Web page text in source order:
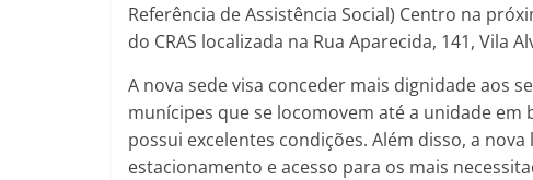
Referência de Assistência Social) Centro na
do CRAS localizada na Rua Aparecida, 141, Vila
A nova sede visa conceder mais dignidade aos
munícipes que se locomovem até a unidade
possui excelentes condições. Além disso, a
estacionamento e acesso para os mais